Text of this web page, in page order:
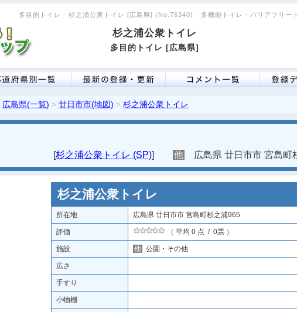
多目的トイレ - 杉之浦公衆トイレ [広島県] (No.76340) - 多機能トイレ・バリアフリー
杉之浦公衆トイレ
多目的トイレ [広島県]
広島県(一覧) > 廿日市市(地図) > 杉之浦公衆トイレ
[杉之浦公衆トイレ (SP)] 他 広島県 廿日市市 宮島町
杉之浦公衆トイレ
所在地 広島県 廿日市市 宮島町杉之浦965
評価 （ 平均 0 点 / 0票 ）
施設 他 公園・その他
広さ
手すり
小物棚